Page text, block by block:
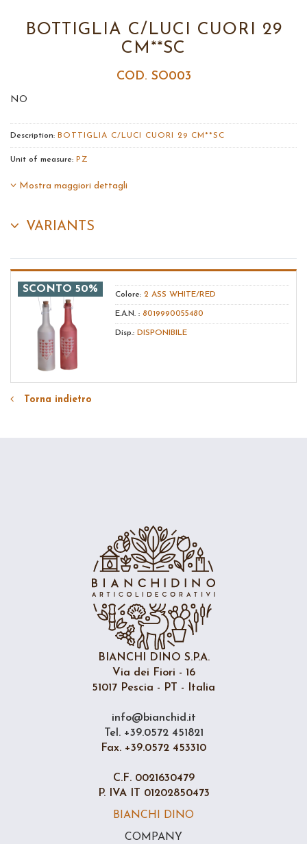
BOTTIGLIA C/LUCI CUORI 29
CM**SC
COD. SO003
NO
Description: BOTTIGLIA C/LUCI CUORI 29 CM**SC
Unit of measure: PZ
Mostra maggiori dettagli
VARIANTS
SCONTO 50% Colore: 2 ASS WHITE/RED
E.A.N. : 8019990055480
Disp.: DISPONIBILE
Torna indietro
BIANCHI DINO S.P.A.
Via dei Fiori - 16
51017 Pescia - PT - Italia
info@bianchid.it
Tel. +39.0572 451821
Fax. +39.0572 453310
C.F. 0021630479
P. IVA IT 01202850473
BIANCHI DINO
COMPANY